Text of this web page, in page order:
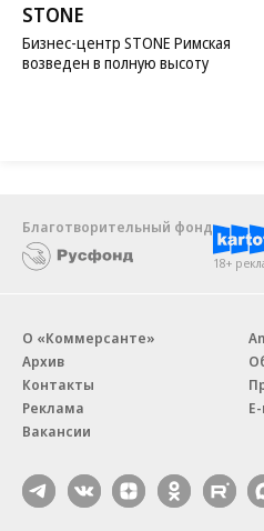
STONE
Бизнес-центр STONE Римская
возведен в полную высоту
Благотворительный фонд
18+
О «Коммерсанте»
Архив
Контакты
Реклама
Вакансии